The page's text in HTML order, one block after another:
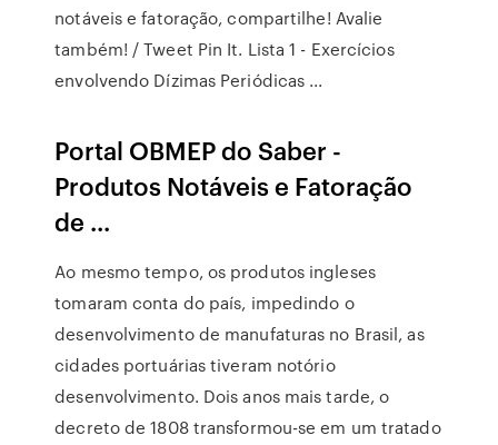
notáveis e fatoração, compartilhe! Avalie
também! / Tweet Pin It. Lista 1 - Exercícios
envolvendo Dízimas Periódicas ...
Portal OBMEP do Saber -
Produtos Notáveis e Fatoração
de ...
Ao mesmo tempo, os produtos ingleses
tomaram conta do país, impedindo o
desenvolvimento de manufaturas no Brasil, as
cidades portuárias tiveram notório
desenvolvimento. Dois anos mais tarde, o
decreto de 1808 transformou-se em um tratado